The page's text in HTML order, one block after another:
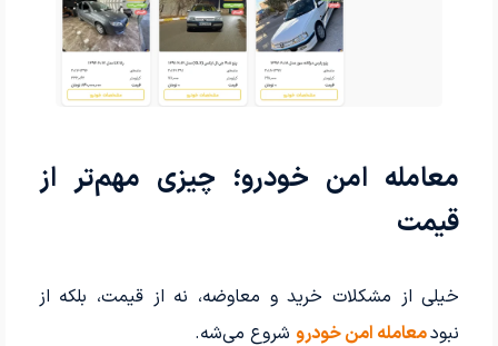
معامله امن خودرو؛ چیزی مهم‌تر از
قیمت
خیلی از مشکلات خرید و معاوضه، نه از قیمت، بلکه از
نبودمعامله امن خودرو شروع می‌شه.